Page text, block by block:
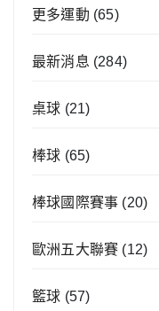
更多運動 (65)
最新消息 (284)
桌球 (21)
棒球 (65)
棒球國際賽事 (20)
歐洲五大聯賽 (12)
籃球 (57)